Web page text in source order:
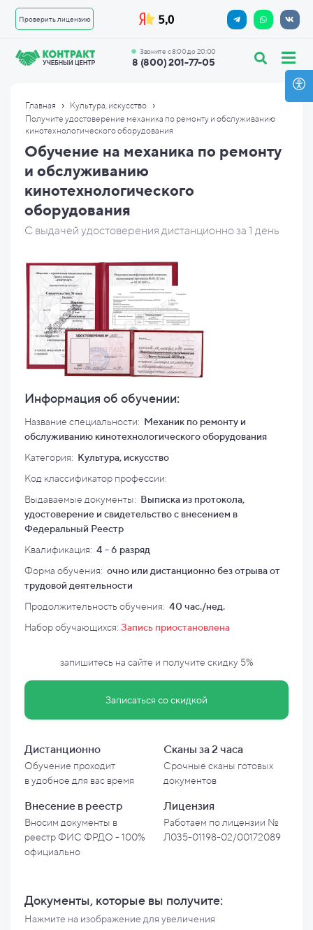
Проверить лицензию
8 (800) 201-77-05
Звоните с 8:00 до 20:00
Главная › Культура, искусство ›
Получите удостоверение механика по ремонту и обслуживанию
кинотехнологического оборудования
Обучение на механика по ремонту
и обслуживанию
кинотехнологического
оборудования
С выдачей удостоверения дистанционно за 1 день
Информация об обучении:
Название специальности: Механик по ремонту и
обслуживанию кинотехнологического оборудования
Категория: Культура, искусство
Код классификатор профессии:
Выдаваемые документы: Выписка из протокола,
удостоверение и свидетельство с внесением в
Федеральный Реестр
Квалификация: 4 - 6 разряд
Форма обучения: очно или дистанционно без отрыва от
трудовой деятельности
Продолжительность обучения: 40 час./нед.
Набор обучающихся: Запись приостановлена
запишитесь на сайте и получите скидку 5%
Записаться со скидкой
Дистанционно
Обучение проходит
вудобное для вас время
Сканы за 2 часа
Срочные сканы готовых
документов
Внесение в реестр
Вносим документы в
реестр ФИС ФРДО - 100%
официально
Лицензия
Работаем по лицензии №
Л035-01198-02/00172089
Документы, которые вы получите:
Нажмите на изображение для увеличения